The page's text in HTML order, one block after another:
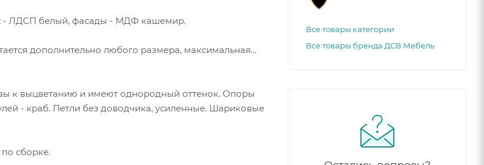
- ЛДСП белый, фасады - МДФ кашемир.
дополнительно любого размера, максимальная
к выцветанию и имеют однородный оттенок. Опоры
- краб. Петли без доводчика, усиленные. Шариковые
сборке.
Все товары категории
Все товары бренда ДСВ Мебель